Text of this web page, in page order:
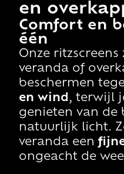
en
Comfort en
één
Onze ritzscreens
veranda of
beschermen
en wind, terwijl
genieten van de
natuurlijk licht.
veranda een
ongeacht de